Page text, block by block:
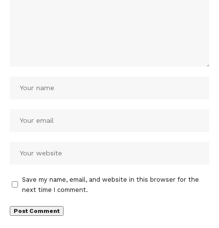
Save my name, email, and website in this browser for the
next time I comment.